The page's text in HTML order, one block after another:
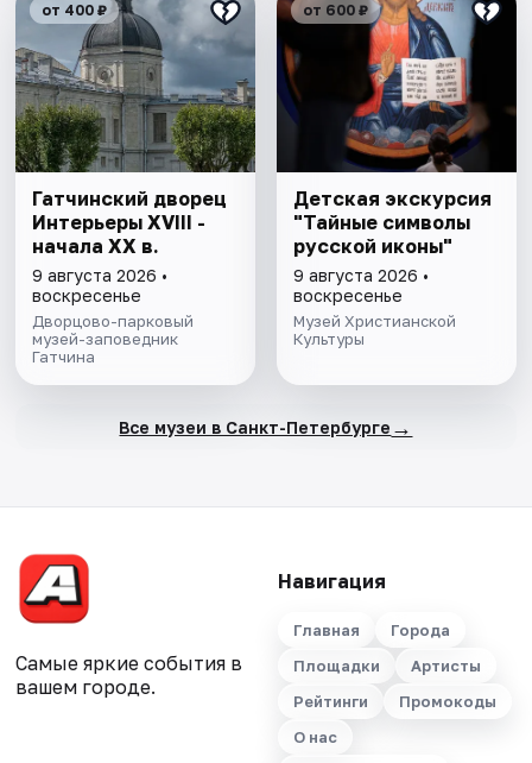
от 400 ₽
Гатчинский дворец
Интерьеры ХVIII -
начала ХХ в.
9 августа 2026 •
воскресенье
Дворцово-парковый
музей-заповедник
Гатчина
от 600 ₽
Детская экскурсия
"Тайные символы
русской иконы"
9 августа 2026 •
воскресенье
Музей Христианской
Культуры
Все музеи в Санкт-Петербурге →
Самые яркие события в
вашем городе.
Навигация
Главная
Города
Площадки
Артисты
Рейтинги
Промокоды
О нас